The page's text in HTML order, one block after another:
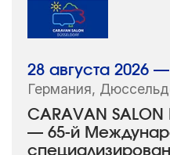
CARAVAN SALON
— 65-й
28 августа 2026
Германия,